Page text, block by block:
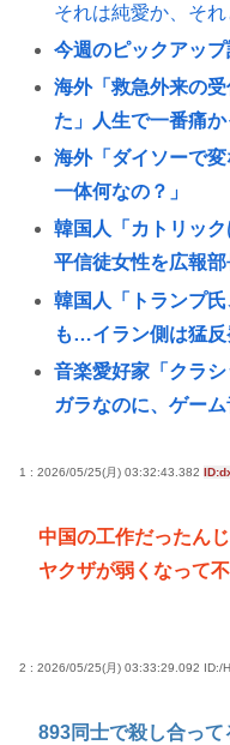
それは純愛か、そ
今週のピックアップ
海外「救急外来の
た」人生で一番痛
海外「ダイソーで
一体何なの？」
韓国人「カトリッ
平信徒女性を広報部
韓国人「トランプ
も…イラン側は猛
音楽愛好家「クラ
ガラなのに、ゲー
冥王計画ゼオライマ
【画像】どえらい
ファイナルファン
高市早苗さん、憧れ
1 : 2026/05/25(月) 03:32:43.382
中国の工作だったん
ヤクザが弱くなって
2 : 2026/05/25(月) 03:33:29.092 ID:/
893同士で殺し合って